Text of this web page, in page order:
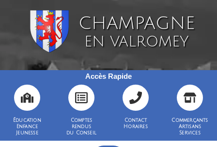
CHAMPAGNE
EN VALROMEY
Accès Rapide
Éducation
Enfance
Jeunesse
Comptes
rendus
du Conseil
Contact
Horaires
Commerçants
Artisans
Services